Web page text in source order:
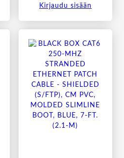
Kirjaudu sisään